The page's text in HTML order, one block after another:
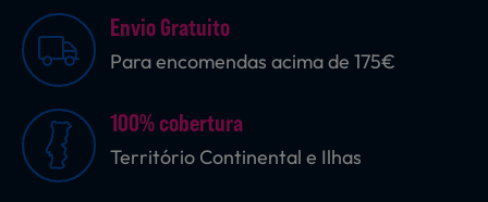
Bebidas e Garrafeira
Produtos Vegetarianos
Envio Gratuito
Para encomendas acima de 175€
100% cobertura
Território Continental e Ilhas